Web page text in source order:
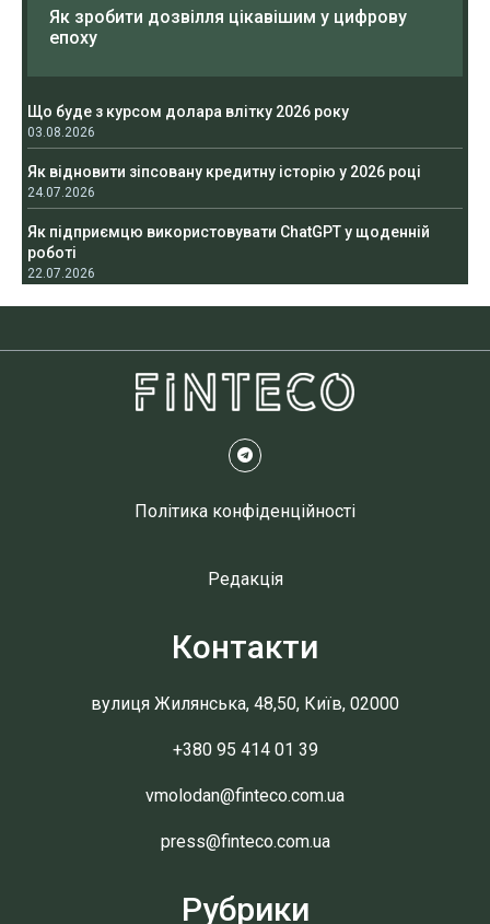
Як зробити дозвілля цікавішим у цифрову
епоху
Що буде з курсом долара влітку 2026 року
03.08.2026
Як відновити зіпсовану кредитну історію у 2026 році
24.07.2026
Як підприємцю використовувати ChatGPT у щоденній
роботі
22.07.2026
Політика конфіденційності
Редакція
Контакти
вулиця Жилянська, 48,50, Київ, 02000
+380 95 414 01 39
vmolodan@finteco.com.ua
press@finteco.com.ua
Рубрики